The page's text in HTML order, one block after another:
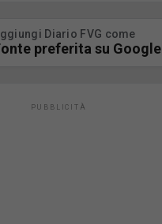
Diario FVG come
preferita su Google